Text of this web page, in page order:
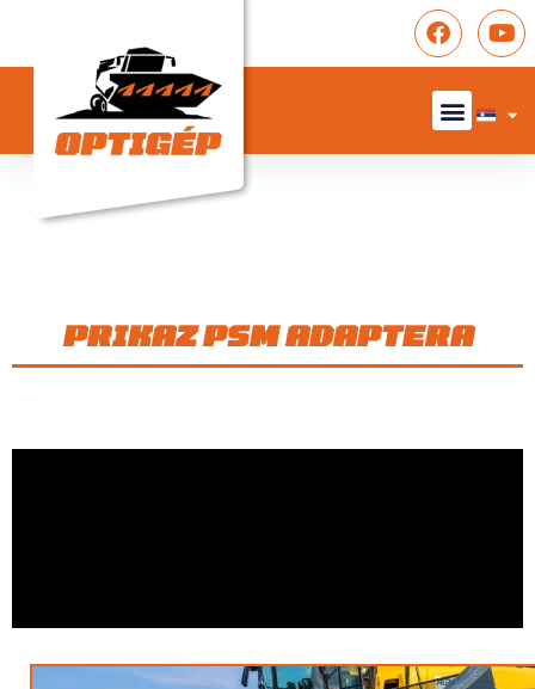
PRIKAZ PSM ADAPTERA